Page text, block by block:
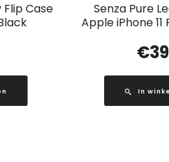
Flip Case
Senza Pure
Apple iPhone
€
In